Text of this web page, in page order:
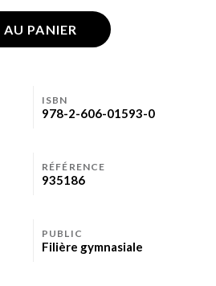
PANIER
ISBN
978-2-606-01593-0
RÉFÉRENCE
935186
PUBLIC
Filière gymnasiale